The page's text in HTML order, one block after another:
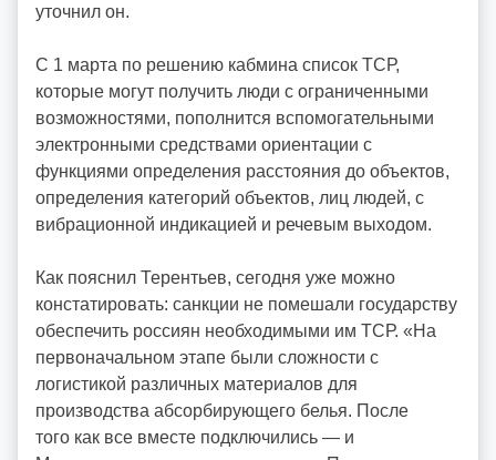
уточнил он.
С 1 марта по решению кабмина список ТСР,
которые могут получить люди с ограниченными
возможностями, пополнится вспомогательными
электронными средствами ориентации с
функциями определения расстояния до объектов,
определения категорий объектов, лиц людей, с
вибрационной индикацией и речевым выходом.
Как пояснил Терентьев, сегодня уже можно
констатировать: санкции не помешали государству
обеспечить россиян необходимыми им ТСР. «На
первоначальном этапе были сложности с
логистикой различных материалов для
производства абсорбирующего белья. После
того как все вместе подключились — и